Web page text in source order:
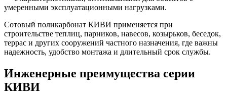
умеренными эксплуатационными нагрузками.
Сотовый поликарбонат КИВИ применяется при
строительстве теплиц, парников, навесов, козырьков, беседок,
террас и других сооружений частного назначения, где важны
надежность, удобство монтажа и длительный срок службы.
Инженерные преимущества серии
КИВИ